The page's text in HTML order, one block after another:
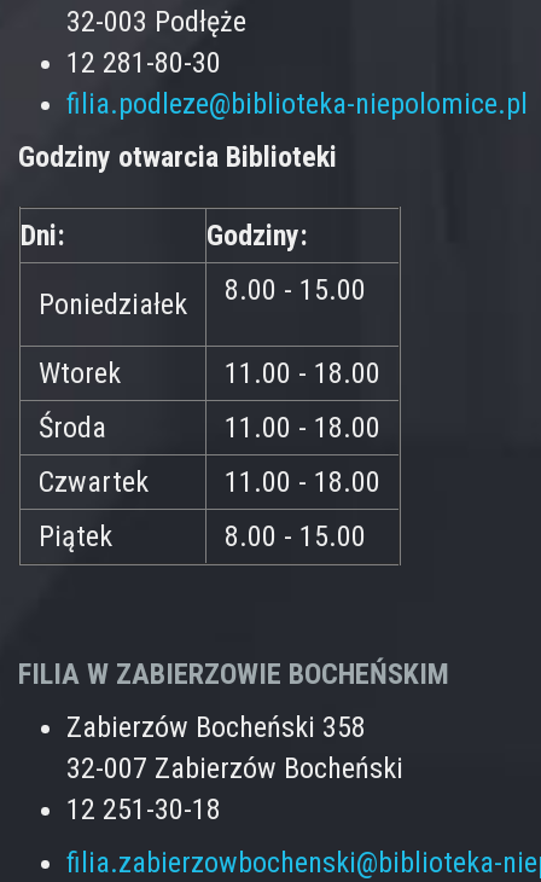
32-003 Podłęże
12 281-80-30
filia.podleze@biblioteka-niepolomice.pl
Godziny otwarcia Biblioteki
Dni: Godziny:
Poniedziałek 8.00 - 15.00
Wtorek
11.00 - 18.00
Środa
11.00 - 18.00
Czwartek
11.00 - 18.00
Piątek
8.00 - 15.00
FILIA W ZABIERZOWIE BOCHEŃSKIM
Zabierzów Bocheński 358
32-007 Zabierzów Bocheński
12 251-30-18
filia.zabierzowbochenski@biblioteka-